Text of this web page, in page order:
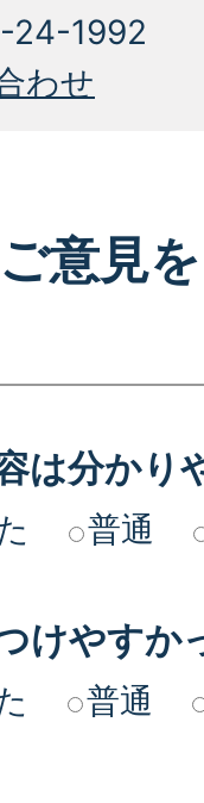
24-1992
わせ
意見
は分かり
普通
けやすか
普通